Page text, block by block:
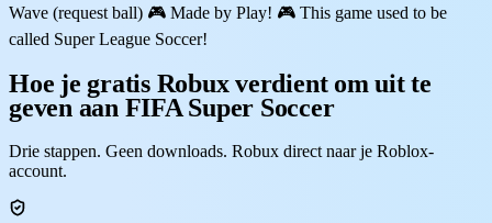
Wave (request ball) 🎮 Made by Play! 🎮 This game used to be
called Super League Soccer!
Hoe je gratis Robux verdient om uit te
geven aan FIFA Super Soccer
Drie stappen. Geen downloads. Robux direct naar je Roblox-
account.